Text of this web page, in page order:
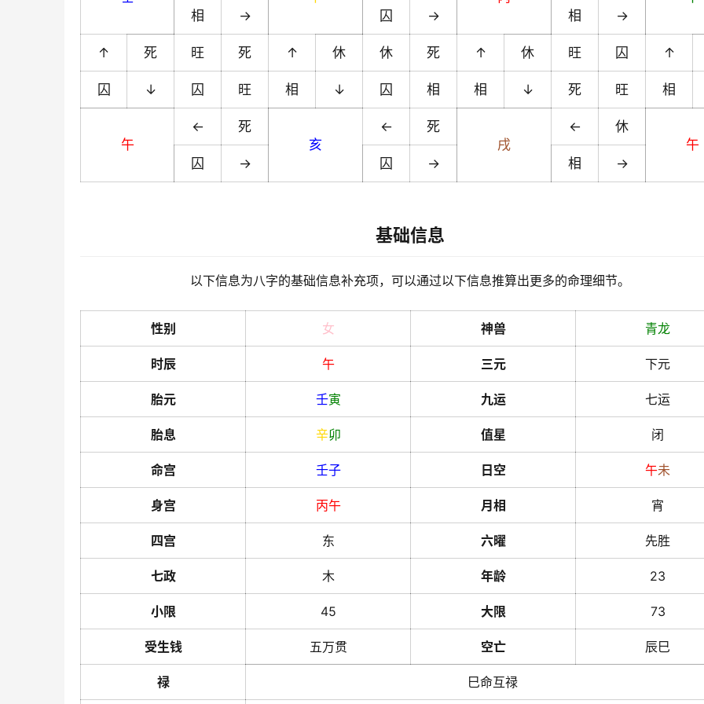
相
→ 囚 → 相 →
↑ 死 旺 死 ↑ 休 休 死 ↑ 休 旺 囚 ↑
囚 ↓ 囚 旺 相 ↓ 囚 相 相 ↓ 死 旺 相
午
←
死
亥
←
死
戌
←
休
午
囚
→ 囚 → 相 →
基础信息
以下信息为八字的基础信息补充项，可以通过以下信息推算出更多的命理细节。
性别 女 神兽 青龙
时辰 午 三元 下元
胎元 壬寅 九运 七运
胎息 辛卯 值星 闭
命宫 壬子 日空 午未
身宫 丙午 月相 宵
四宫 东 六曜 先胜
七政 木 年龄 23
小限 45 大限 73
受生钱 五万贯 空亡 辰巳
禄 巳命互禄